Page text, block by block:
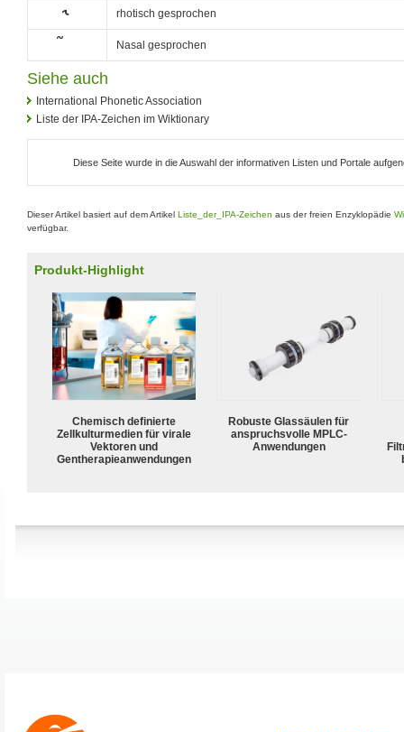
˞ rhotisch gesprochen
̃ Nasal gesprochen
Siehe auch
International Phonetic Association
Liste der IPA-Zeichen im Wiktionary
Diese Seite wurde in die Auswahl der informativen Listen und Portale
Dieser Artikel basiert auf dem Artikel Liste_der_IPA-Zeichen aus der freien Enzyklopädie
verfügbar.
Produkt-Highlight
Chemisch definierte
Zellkulturmedien für virale
Vektoren und
Gentherapieanwendungen
Robuste Glassäulen für
anspruchsvolle MPLC-
Anwendungen